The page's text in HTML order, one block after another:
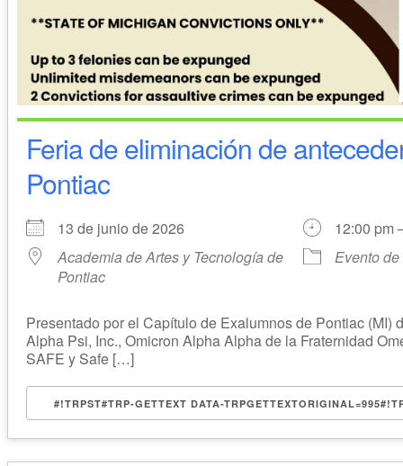
Feria de eliminación de
Pontiac
13 de junio de 2026
12:00 pm
Academia de Artes y Tecnología de
Pontiac
Evento
Presentado por el Capítulo de Exalumnos de Pontiac (MI)
Alpha Psi, Inc., Omicron Alpha Alpha de la Fraternidad
SAFE y Safe […]
#!TRPST#TRP-GETTEXT DATA-